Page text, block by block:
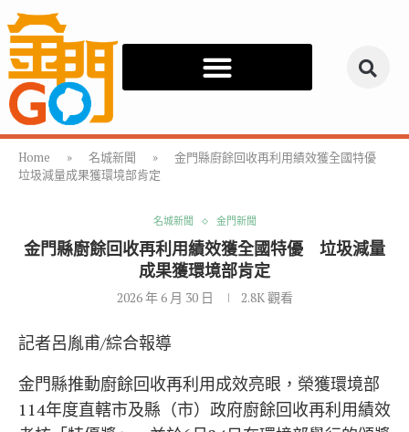
Home » 名城新聞 »
金門縣廚餘回收再利用績效獲全國特優
垃圾減量成果獲環境部肯定
名城新聞 金門新聞
金門縣廚餘回收再利用績效獲全國特優 垃圾減量
成果獲環境部肯定
2026 年 6 月 30 日 2.8K觀看
記者呂胤甫/綜合報導
金門縣推動廚餘回收再利用成效亮眼，榮獲環境部
114年度直轄市及縣（市）政府廚餘回收再利用績效